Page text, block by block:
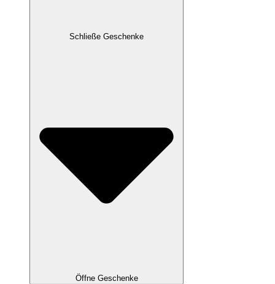
Schließe Geschenke
Öffne Geschenke